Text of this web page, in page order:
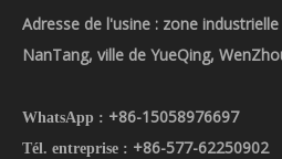
Adresse de l'usine : zone
NanTang, ville de YueQing,
WhatsApp : +86-15058976697
Tél. entreprise : +86-577-62250902